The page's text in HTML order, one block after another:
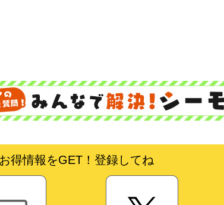
お得情報をGET！登録してね